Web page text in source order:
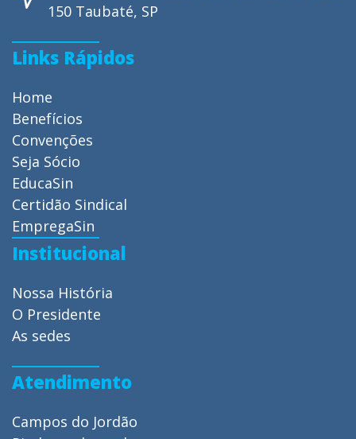
150 Taubaté, SP
Links Rápidos
Home
Benefícios
Convenções
Seja Sócio
EducaSin
Certidão Sindical
EmpregaSin
Institucional
Nossa História
O Presidente
As sedes
Atendimento
Campos do Jordão